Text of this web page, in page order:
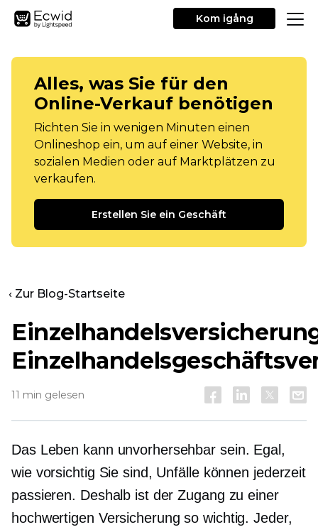
Kom igång
Alles, was Sie für den
Online-Verkauf benötigen
Richten Sie in wenigen Minuten einen
Onlineshop ein, um auf einer Website, in
sozialen Medien oder auf Marktplätzen zu
verkaufen.
Erstellen Sie ein Geschäft
‹ Zur Blog-Startseite
11 min gelesen
Das Leben kann unvorhersehbar sein. Egal,
wie vorsichtig Sie sind, Unfälle können jederzeit
passieren. Deshalb ist der Zugang zu einer
hochwertigen Versicherung so wichtig. Jeder,